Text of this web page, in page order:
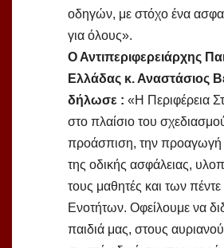
οδηγών, με στόχο ένα
για όλους».
Ο Αντιπεριφερειάρχης
Ελλάδας κ. Αναστάσιος
δήλωσε : «Η Περιφέρεια
στο πλαίσιο του
προάσπιση, την προαγωγή
της οδικής ασφάλειας,
τους μαθητές και των
Ενοτήτων. Οφείλουμε να
παιδιά μας, στους